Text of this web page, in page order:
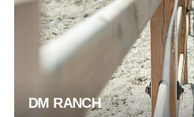
DM RANCH